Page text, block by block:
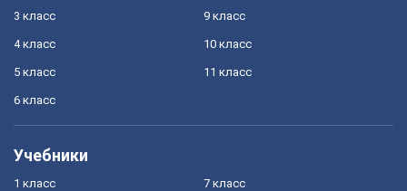
3 класс
4 класс
5 класс
6 класс
9 класс
10 класс
11 класс
Учебники
1 класс 7 класс